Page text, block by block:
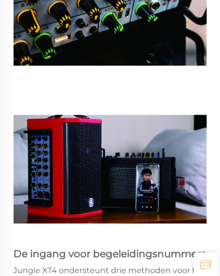
De ingang voor begeleidingsnummers
Jungle XT4 ondersteunt drie methoden voor het